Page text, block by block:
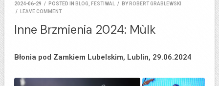
2024-06-29 / POSTED IN BLOG FESTIWAL / BY ROBERT GRABLEWSKI
/
LEAVE COMMENT
Inne Brzmienia 2024: Mùlk
Błonia pod Zamkiem Lubelskim, Lublin, 29.06.2024